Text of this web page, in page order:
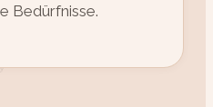
Bedürfnisse.